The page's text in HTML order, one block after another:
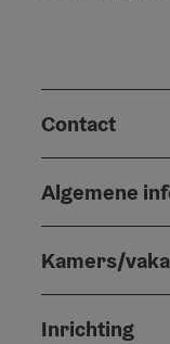
Contact
Algemene
Kamers/
Inrichting